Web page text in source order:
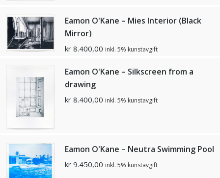
Eamon O'Kane – Mies Interior (Black
Mirror)
kr 8.400,00 inkl. 5% kunstavgift
Eamon O'Kane – Silkscreen from a
drawing
kr 8.400,00 inkl. 5% kunstavgift
Eamon O'Kane – Neutra Swimming Pool
kr 9.450,00 inkl. 5% kunstavgift